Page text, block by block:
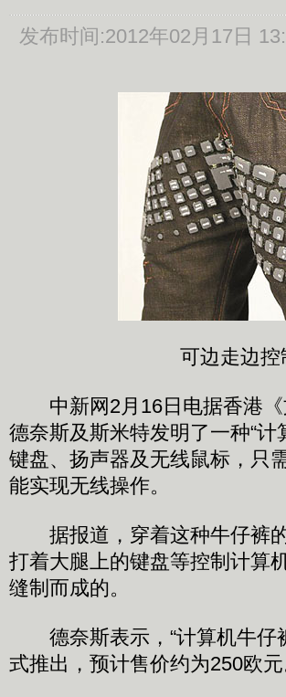
发布时间:2012年02月17日
可边走边
中新网2月16日电据香港《
德奈斯及斯米特发明了一种“
键盘、扬声器及无线鼠标，只
能实现无线操作。
据报道，穿着这种牛仔裤的
打着大腿上的键盘等控制计算
缝制而成的。
德奈斯表示，“计算机牛仔
式推出，预计售价约为250欧元